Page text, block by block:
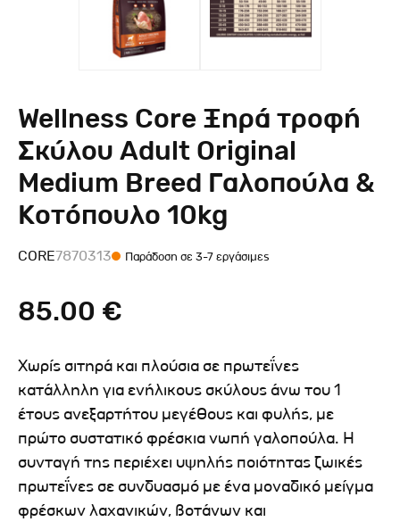
Wellness Core Ξηρά τροφή
Σκύλου Adult Original
Medium Breed Γαλοπούλα &
Κοτόπουλο 10kg
CORE7870313 Παράδοση σε 3-7 εργάσιμες
85.00 €
Χωρίς σιτηρά και πλούσια σε πρωτεΐνες
κατάλληλη για ενήλικους σκύλους άνω του 1
έτους ανεξαρτήτου μεγέθους και φυλής, με
πρώτο συστατικό φρέσκια νωπή γαλοπούλα. Η
συνταγή της περιέχει υψηλής ποιότητας ζωικές
πρωτεΐνες σε συνδυασμό με ένα μοναδικό μείγμα
φρέσκων λαχανικών, βοτάνων και